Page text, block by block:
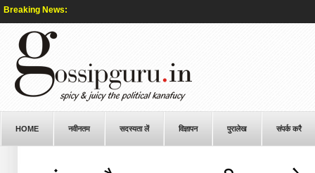
Breaking News:
HOME नवीनतम सदस्यता लें विज्ञापन पुरालेख संपर्क करै